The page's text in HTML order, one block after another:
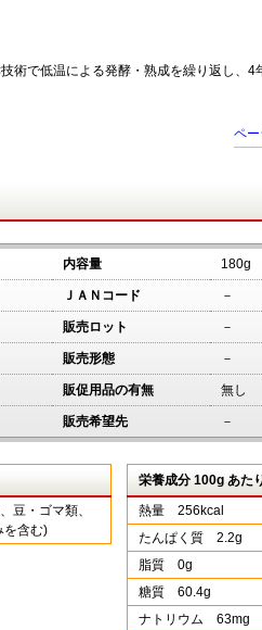
術で低温による発酵・熟成を繰り返し、4
ペ
内容量 180g
ＪＡＮコード －
販売ロット －
販売形態 －
販促用品の有無 無し
販売希望先 －
豆・ゴマ類、
を含む)
栄養成分 100g あた
熱量 256kcal
たんぱく質 2.2g
脂質 0g
糖質 60.4g
ナトリウム 63mg